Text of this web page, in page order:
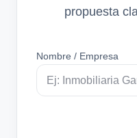
propuesta
Nombre / Empresa